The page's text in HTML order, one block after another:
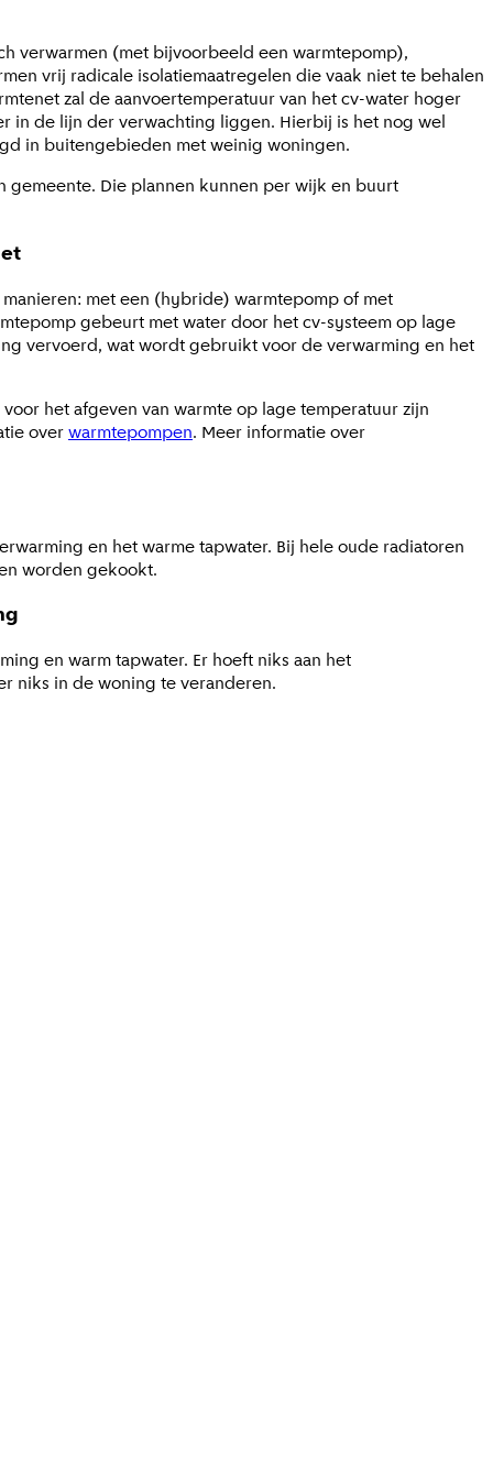
verwarmen (met bijvoorbeeld een warmtepomp),
vrij radicale isolatiemaatregelen die vaak niet te behalen
zal de aanvoertemperatuur van het cv-water hoger
in de lijn der verwachting liggen. Hierbij is het nog wel
in buitengebieden met weinig woningen.
gemeente. Die plannen kunnen per wijk en buurt
met een (hybride) warmtepomp of met
gebeurt met water door het cv-systeem op lage
vervoerd, wat wordt gebruikt voor de verwarming en het
het afgeven van warmte op lage temperatuur zijn
overwarmtepompen. Meer informatie over
en het warme tapwater. Bij hele oude radiatoren
worden gekookt.
en warm tapwater. Er hoeft niks aan het
niks in de woning te veranderen.